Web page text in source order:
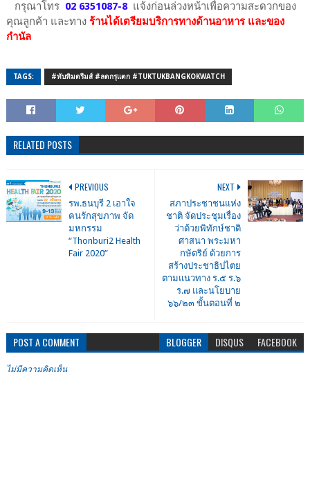
กรุณาโทร 02 6351087-8 แจ้งก่อนล่วงหน้าเพื่อความสะดวกของ
คุณลูกค้า และทาง ร้านได้เตรียมบริการทางด้านอาหาร และของ
กำนัล
TAGS: #ทับทิมดรีมส์ #ลดกรุแตก #TUKTUKBANGKOKWATCH
RELATED POSTS
NEXT
สภาประชาชนแห่ง
ชาติ จัดประชุมเรื่อง
ว่าด้วยพิทักษ์ชาติ
ศาสนา พระมหา
กษัตริย์ ด้วยการ
สร้างประชาธิปไตย
ตามแนวทาง ร.๕ ร.๖
ร.๗ และนโยบาย
๖๖/๒๓ ขั้นตอนที่ ๒
PREVIOUS
รพ.ธนบุรี 2 เอาใจ
คนรักสุขภาพ จัด
มหกรรม
“Thonburi2 Health
Fair 2020”
POST A COMMENT BLOGGER DISQUS FACEBOOK
ไม่มีความคิดเห็น